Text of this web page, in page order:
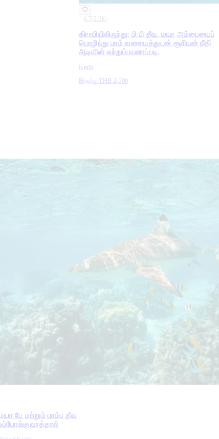
4.7( 2.0k )
கிராபியிலிருந்து: பி பி தீவு, மயா அம்பையைப்
பொழிந்து பாம் வளையத்துடன் சூரியன் நீதி
ஆடியின் சுற்றுப்பயணப்படி.
Krabi
இருந்துTHB 2,500
பே மற்றும் பாம்பு தீவு